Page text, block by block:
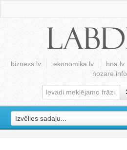
bizness.lv ekonomika.lv bna.lv
nozare.info
Izvēlies sadaļu...